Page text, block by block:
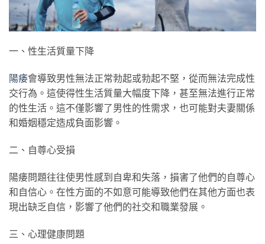
一、性生活質量下降
陽痿會導致男性無法正常勃起或勃起不堅，從而無法完成性
交行為。這使得性生活質量大幅度下降，甚至無法進行正常
的性生活。這不僅影響了男性的性需求，也可能對夫妻關係
和婚姻穩定造成負面影響。
二、自尊心受損
陽痿問題往往使男性感到自卑和失落，損害了他們的自尊心
和自信心。在性方面的不如意可能導致他們在其他方面也表
現出缺乏自信，影響了他們的社交和職業發展。
三、心理健康問題